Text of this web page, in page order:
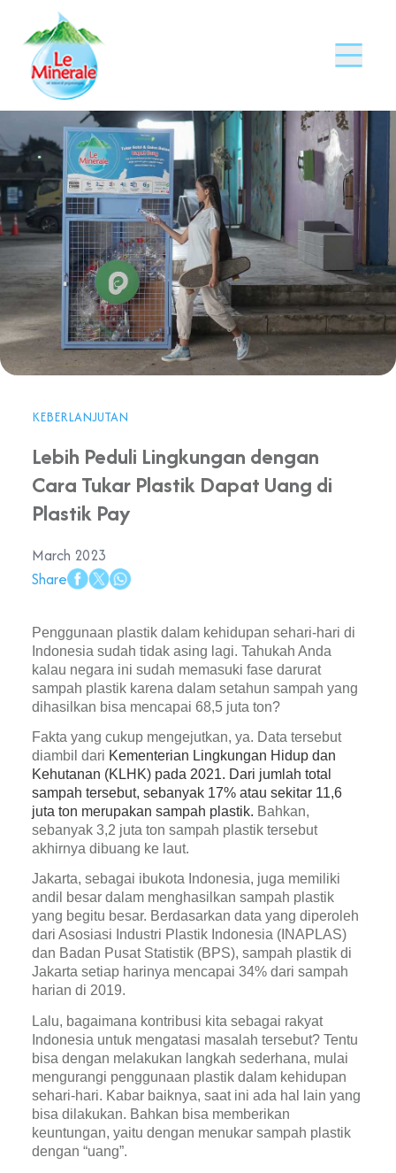
KEBERLANJUTAN
Lebih Peduli Lingkungan dengan
Cara Tukar Plastik Dapat Uang di
Plastik Pay
March 2023
Share
Penggunaan plastik dalam kehidupan sehari-hari di
Indonesia sudah tidak asing lagi. Tahukah Anda
kalau negara ini sudah memasuki fase darurat
sampah plastik karena dalam setahun sampah yang
dihasilkan bisa mencapai 68,5 juta ton?
Fakta yang cukup mengejutkan, ya. Data tersebut
diambil dari Kementerian Lingkungan Hidup dan
Kehutanan (KLHK) pada 2021. Dari jumlah total
sampah tersebut, sebanyak 17% atau sekitar 11,6
juta ton merupakan sampah plastik. Bahkan,
sebanyak 3,2 juta ton sampah plastik tersebut
akhirnya dibuang ke laut.
Jakarta, sebagai ibukota Indonesia, juga memiliki
andil besar dalam menghasilkan sampah plastik
yang begitu besar. Berdasarkan data yang diperoleh
dari Asosiasi Industri Plastik Indonesia (INAPLAS)
dan Badan Pusat Statistik (BPS), sampah plastik di
Jakarta setiap harinya mencapai 34% dari sampah
harian di 2019.
Lalu, bagaimana kontribusi kita sebagai rakyat
Indonesia untuk mengatasi masalah tersebut? Tentu
bisa dengan melakukan langkah sederhana, mulai
mengurangi penggunaan plastik dalam kehidupan
sehari-hari. Kabar baiknya, saat ini ada hal lain yang
bisa dilakukan. Bahkan bisa memberikan
keuntungan, yaitu dengan menukar sampah plastik
dengan “uang”.